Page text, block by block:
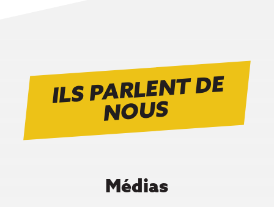
ILS PARLENT DE
N
OUS
Médias